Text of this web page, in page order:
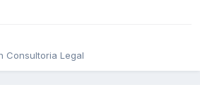
Consultoria Legal